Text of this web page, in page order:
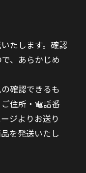
たします。確認
、あらかじめ
確認できるも
住所・電話番
ジよりお送り
を発送いたし